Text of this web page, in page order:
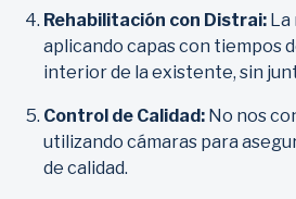
Rehabilitación con Distrai: La
aplicando capas con tiempos
interior de la existente, sin
Control de Calidad: No nos
utilizando cámaras para
de calidad.